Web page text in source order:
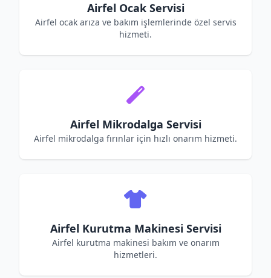
Airfel Ocak Servisi
Airfel ocak arıza ve bakım işlemlerinde özel servis
hizmeti.
Airfel Mikrodalga Servisi
Airfel mikrodalga fırınlar için hızlı onarım hizmeti.
Airfel Kurutma Makinesi Servisi
Airfel kurutma makinesi bakım ve onarım
hizmetleri.